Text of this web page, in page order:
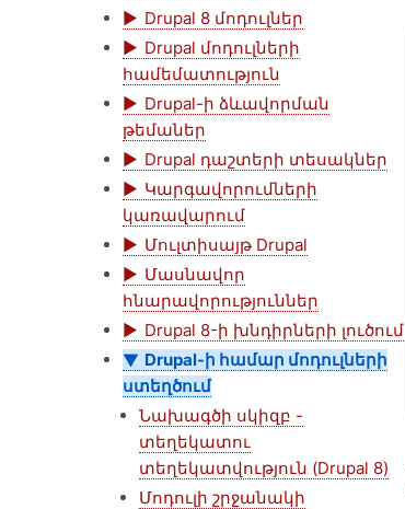
Drupal 8 մոդուլներ
Drupal մոդուլների
համեմատություն
Drupal-ի ձևավորման
թեմաներ
Drupal դաշտերի տեսակներ
Կարգավորումների
կառավարում
Մուլտիսայթ Drupal
Մասնավոր
հնարավորություններ
Drupal 8-ի խնդիրների լուծում
Drupal-ի համար մոդուլների
ստեղծում
Նախագծի սկիզբ -
տեղեկատու
տեղեկատվություն (Drupal 8)
Մոդուլի շրջանակի